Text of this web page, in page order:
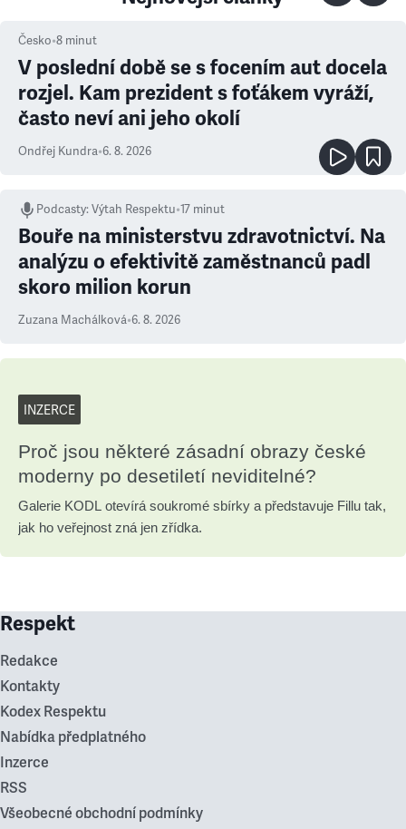
Česko•8 minut
V poslední době se s focením aut docela
rozjel. Kam prezident s foťákem vyráží,
často neví ani jeho okolí
Ondřej Kundra•6. 8. 2026
Podcasty:Výtah Respektu•17 minut
Bouře na ministerstvu zdravotnictví. Na
analýzu o efektivitě zaměstnanců padl
skoro milion korun
Zuzana Machálková•6. 8. 2026
INZERCE
Proč jsou některé zásadní obrazy české
moderny po desetiletí neviditelné?
Galerie KODL otevírá soukromé sbírky a představuje Fillu tak,
jak ho veřejnost zná jen zřídka.
Respekt
Redakce
Kontakty
Kodex Respektu
Nabídka předplatného
Inzerce
RSS
Všeobecné obchodní podmínky